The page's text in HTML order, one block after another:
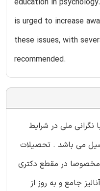
education in
is urged to increase
these issues, with
recommended.
ملی در شرایط
می باشد . تحصیلات
مخصوصا در مقطع دکتری
جامع و به روز از